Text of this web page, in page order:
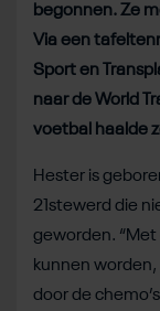
begonnen. Ze
Via een
Sport en
naar de World
voetbal haalde
Hester is
21stewerd die
geworden. “Met
kunnen
door de